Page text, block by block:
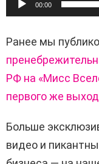
00:00
Ранее мы
РФ на «Мисс
первого же
Больше
видео и